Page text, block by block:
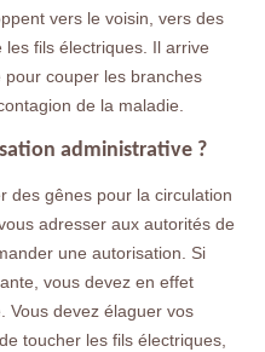
vers le voisin, vers des
fils électriques. Il arrive
pour couper les branches
de la maladie.
administrative ?
des gênes pour la circulation
adresser aux autorités de
une autorisation. Si
vous devez en effet
Vous devez élaguer vos
toucher les fils électriques,